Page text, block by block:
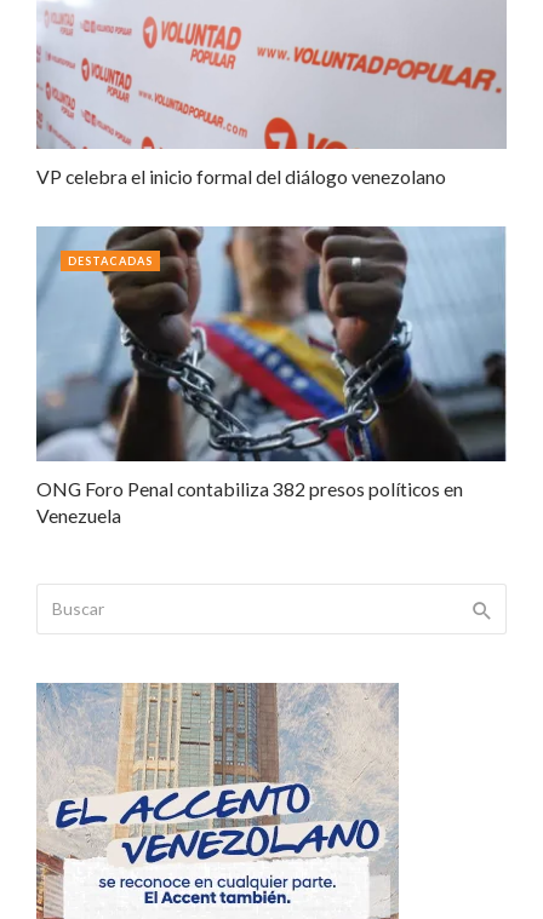
VP celebra el inicio formal del diálogo venezolano
ONG Foro Penal contabiliza 382 presos políticos en
Venezuela
DESTACADAS